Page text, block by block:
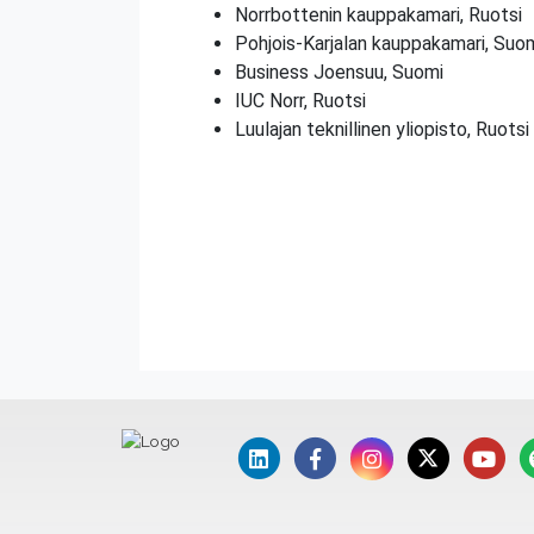
Norrbottenin kauppakamari, Ruotsi
Pohjois-Karjalan kauppakamari,
Business Joensuu, Suomi
IUC Norr, Ruotsi
Luulajan teknillinen yliopisto, Ruotsi